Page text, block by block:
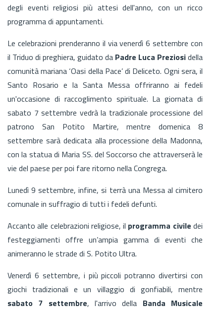
degli eventi religiosi più attesi dell'anno, con un ricco
programma di appuntamenti.
Le celebrazioni prenderanno il via venerdì 6 settembre con
il Triduo di preghiera, guidato da Padre Luca Preziosidella
comunità mariana ‘Oasi della Pace’ di Deliceto. Ogni sera, il
Santo Rosario e la Santa Messa offriranno ai fedeli
un'occasione di raccoglimento spirituale. La giornata di
sabato 7 settembre vedrà la tradizionale processione del
patrono San Potito Martire, mentre domenica 8
settembre sarà dedicata alla processione della Madonna,
con la statua di Maria SS. del Soccorso che attraverserà le
vie del paese per poi fare ritorno nella Congrega.
Lunedì 9 settembre, infine, si terrà una Messa al cimitero
comunale in suffragio di tutti i fedeli defunti.
Accanto alle celebrazioni religiose, il programma civile dei
festeggiamenti offre un’ampia gamma di eventi che
animeranno le strade di S. Potito Ultra.
Venerdì 6 settembre, i più piccoli potranno divertirsi con
giochi tradizionali e un villaggio di gonfiabili, mentre
sabato 7 settembre, l'arrivo della Banda Musicale